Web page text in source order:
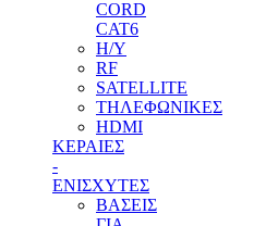
CORD
CAT6
H/Y
RF
SATELLITE
ΤΗΛΕΦΩΝΙΚΕΣ
HDMI
ΚΕΡΑΙΕΣ
-
ENΙΣΧΥΤΕΣ
ΒΑΣΕΙΣ